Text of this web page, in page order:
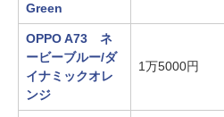
Green
OPPO A73 ネ
ービーブルー/ダ
イナミックオレ
ンジ
1万5000円